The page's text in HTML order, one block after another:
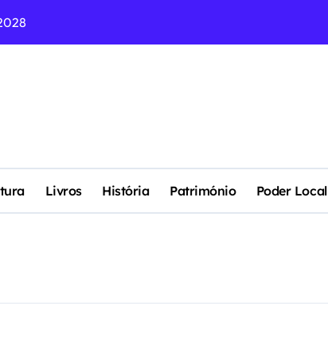
Lixo Ficou Quatro Vezes Mais Valioso (Para os Outros)
de Rosa Americana
de Manuel Pedra
DE LIVRE MERCADO?
Livros História Património Poder Local